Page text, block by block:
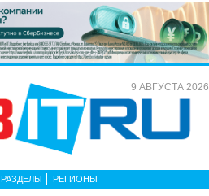
9 АВГУСТА 2026
РАЗДЕЛЫ РЕГИОНЫ